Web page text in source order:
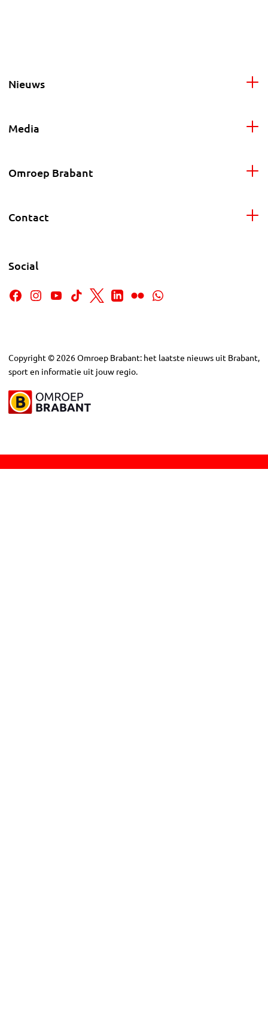
Nieuws
Media
Omroep Brabant
Contact
Social
Copyright © 2026Omroep Brabant: het laatste nieuws uit Brabant,
sport en informatie uit jouw regio.